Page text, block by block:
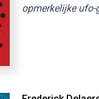
opmerkelijke